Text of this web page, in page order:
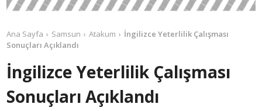
Ana Sayfa Samsun Atakum
İngilizce Yeterlilik Çalışması
Sonuçları Açıklandı
İngilizce Yeterlilik Çalışması
Sonuçları Açıklandı